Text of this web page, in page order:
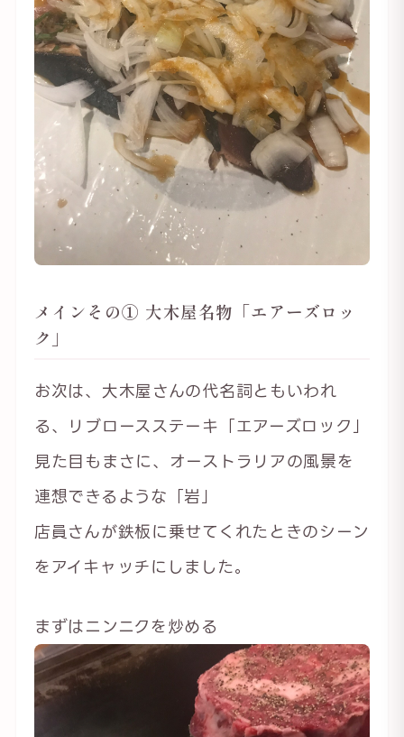
メインその① 大木屋名物「エアーズロッ
ク」
お次は、大木屋さんの代名詞ともいわれ
る、リブロースステーキ「エアーズロック」
見た目もまさに、オーストラリアの風景を
連想できるような「岩」
店員さんが鉄板に乗せてくれたときのシーン
をアイキャッチにしました。
まずはニンニクを炒める